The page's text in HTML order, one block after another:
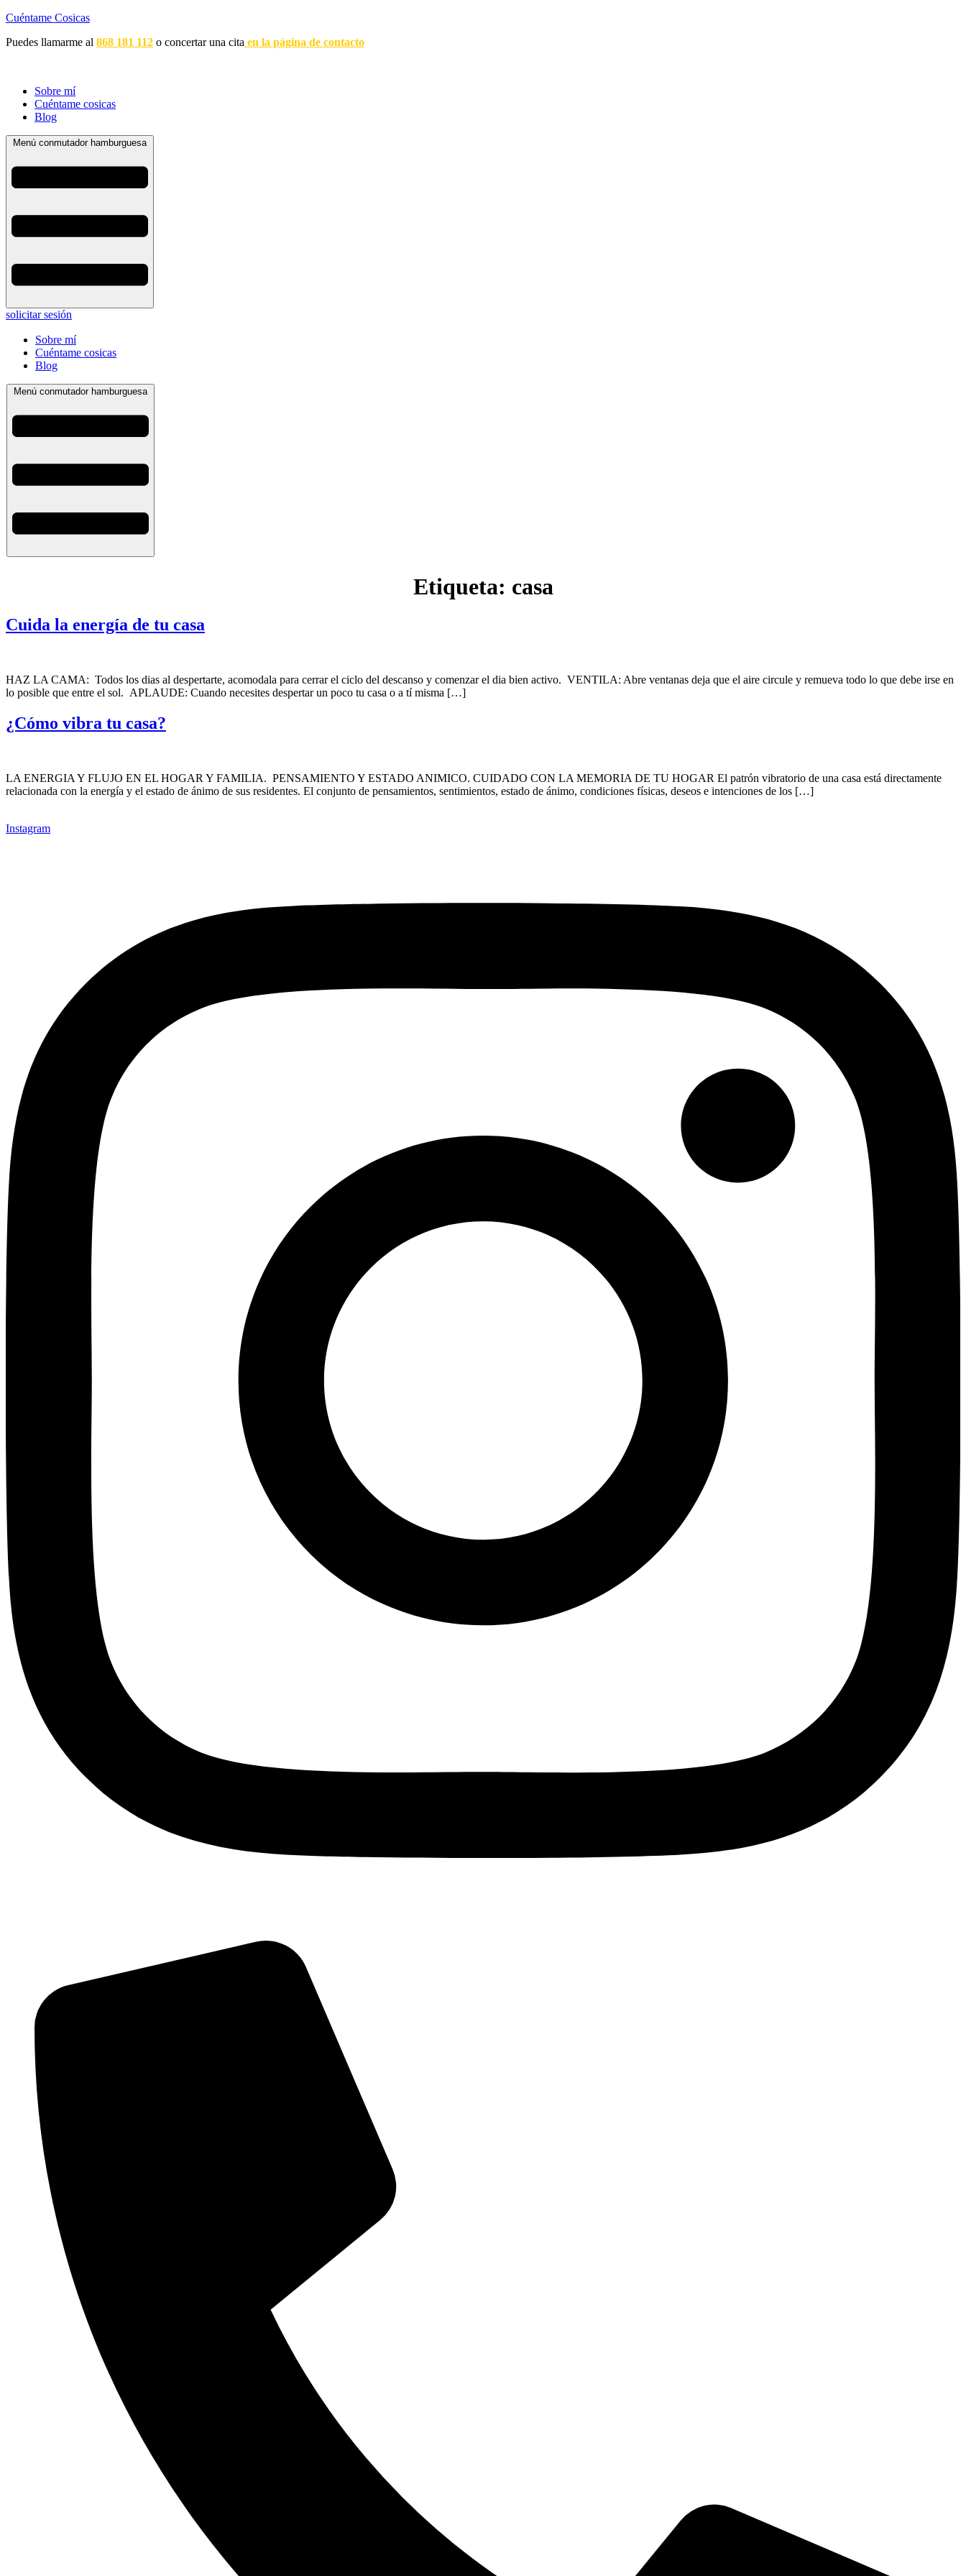
Cuéntame Cosicas
Puedes llamarme al 868 181 112 o concertar una cita en la página de contacto
Sobre mí
Cuéntame cosicas
Blog
Menú conmutador hamburguesa
solicitar sesión
Sobre mí
Cuéntame cosicas
Blog
Menú conmutador hamburguesa
Etiqueta: casa
Cuida la energía de tu casa
HAZ LA CAMA: Todos los dias al despertarte, acomodala para cerrar el ciclo del descanso y comenzar el dia bien activo. VENTILA: Abre ventanas deja que el aire circule y remueva todo lo que debe irse en
lo posible que entre el sol. APLAUDE: Cuando necesites despertar un poco tu casa o a tí misma […]
¿Cómo vibra tu casa?
LA ENERGIA Y FLUJO EN EL HOGAR Y FAMILIA. PENSAMIENTO Y ESTADO ANIMICO. CUIDADO CON LA MEMORIA DE TU HOGAR El patrón vibratorio de una casa está directamente
relacionada con la energía y el estado de ánimo de sus residentes. El conjunto de pensamientos, sentimientos, estado de ánimo, condiciones físicas, deseos e intenciones de los […]
Instagram